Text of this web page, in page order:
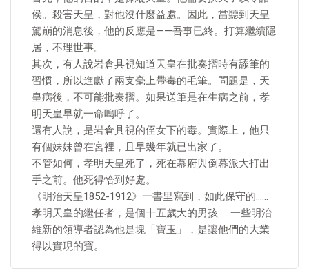
侯。殺害天皇，對他沒什麼益處。因此，當聽到天皇
駕崩的消息後，他的反應是——吾事已終。打算繼續隱
居，不理世事。
其次，有人說岩倉具視知道天皇在批奏摺時有舔筆的
習慣，所以進獻了兩支毫上帶毒的毛筆。問題是，天
皇病後，不可能批奏摺。如果送筆是在生病之前，孝
明天皇早就一命嗚呼了。
還有人說，是岩倉具視的侄女下的毒。實際上，他只
有個妹妹曾在宮裡，且早幾年就已出家了。
不管如何，孝明天皇死了，死在幕府與倒幕派大打出
手之前。他死得恰到好處。
《明治天皇1852-1912》一書里寫到，如此保守的……
孝明天皇的繼任者，是個十五歲大的男孩……一些明治
維新的領導者認為他是塊「寶玉」，是讓他們的大業
得以實現的寶。